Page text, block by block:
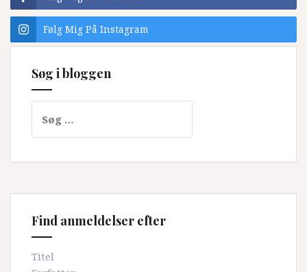
Følg Mig På Instagram
Søg i bloggen
efter:
Find anmeldelser efter
Titel